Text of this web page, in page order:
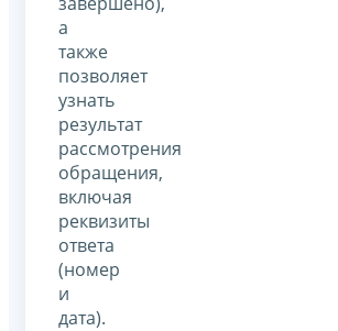
а
также
позволяет
узнать
результат
рассмотрения
обращения,
включая
реквизиты
ответа
(номер
и
дата).